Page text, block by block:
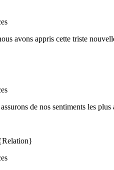
avons appris cette triste
de nos sentiments les plus